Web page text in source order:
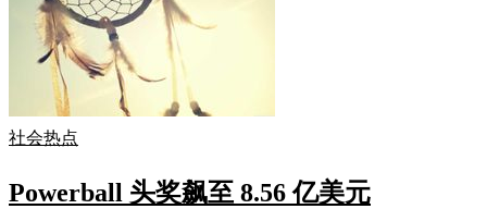
社会热点
Powerball 头奖飙至 8.56 亿美元